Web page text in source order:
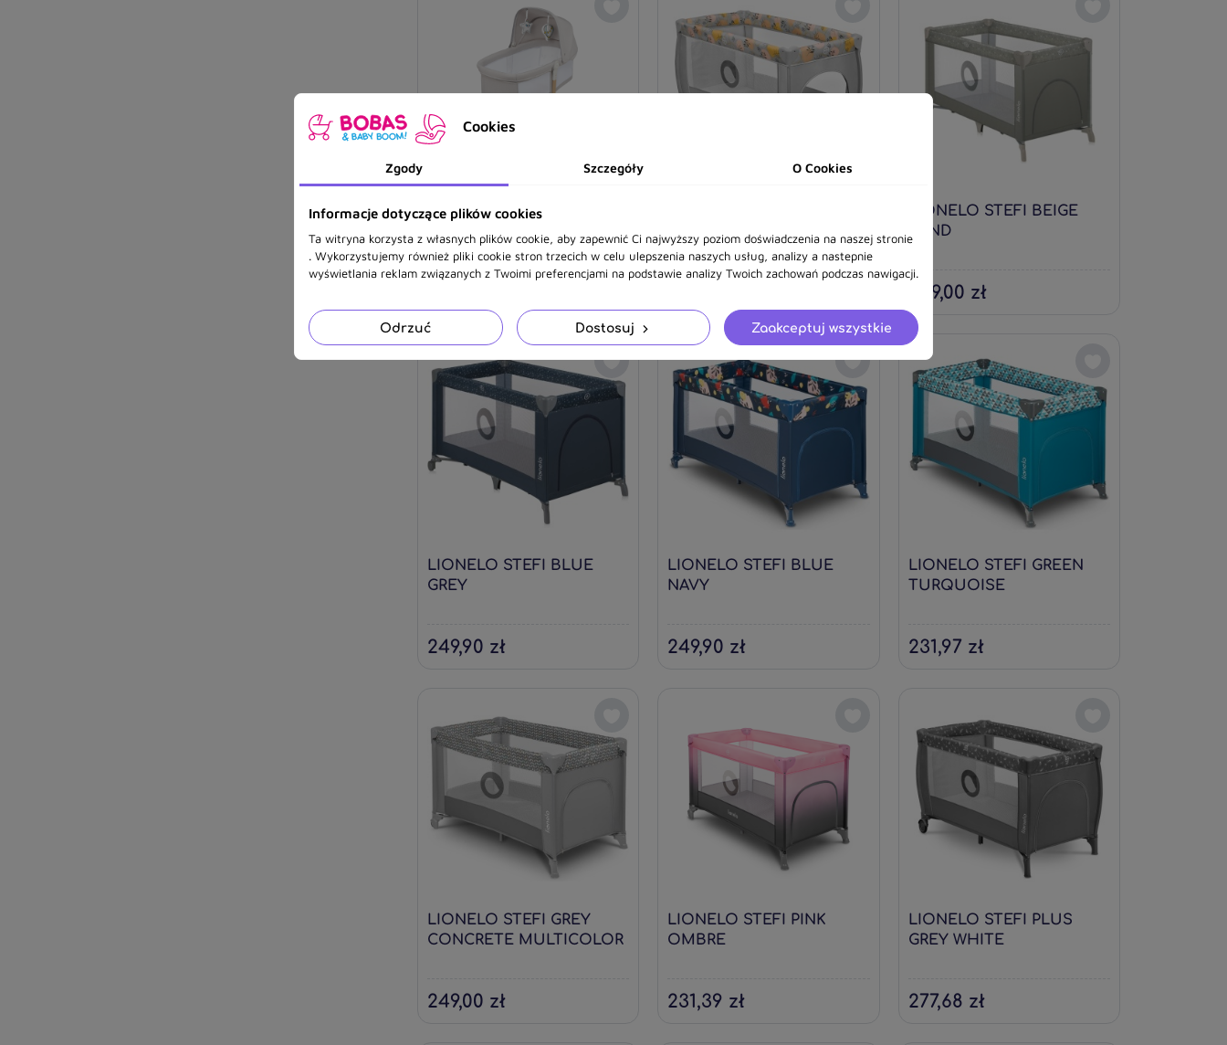
LIONELO MALIN EVO
GREY STONE
PINK YELLOW
LIONELO STEFI BEIGE
SAND
249,00 zł
LIONELO STEFI BLUE
GREY
249,90 zł
LIONELO STEFI BLUE
NAVY
249,90 zł
LIONELO STEFI GREEN
TURQUOISE
231,97 zł
LIONELO STEFI GREY
CONCRETE MULTICOLOR
249,00 zł
LIONELO STEFI PINK
OMBRE
231,39 zł
LIONELO STEFI PLUS
GREY WHITE
277,68 zł
Cookies
Zgody Szczegóły O Cookies
Informacje dotyczące plików cookies
Ta witryna korzysta z własnych plików cookie, aby zapewnić Ci najwyższy poziom doświadczenia na naszej stronie
. Wykorzystujemy również pliki cookie stron trzecich w celu ulepszenia naszych usług, analizy a nastepnie
wyświetlania reklam związanych z Twoimi preferencjami na podstawie analizy Twoich zachowań podczas nawigacji.
Odrzuć Dostosuj Zaakceptuj wszystkie